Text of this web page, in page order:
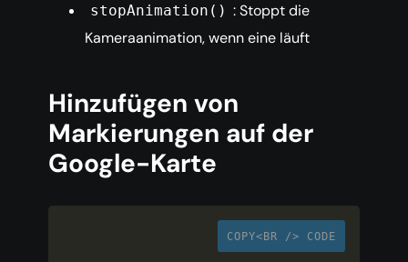
stopAnimation() : Stoppt die
Kameraanimation, wenn eine läuft
Hinzufügen von
Markierungen auf der
Google-Karte
COPY<BR /> CODE